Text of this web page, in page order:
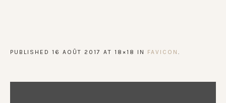
PUBLISHED 16 AOÛT 2017 AT 18×18 IN FAVICON .